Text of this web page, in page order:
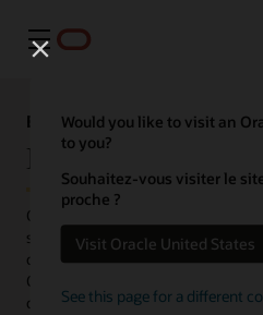
Menu
Would you like to visit an
to you?
Souhaitez-vous visiter le
proche ?
Visit Oracle United States
See this page for a different
Explorateur des capacités
IA et ML
Oracle Analytics intègre l'IA/le ML
s'adressant aux utilisateurs et
compétences. Dépassez les
Oracle Database Machine Learning
couvrir un plus large éventail de